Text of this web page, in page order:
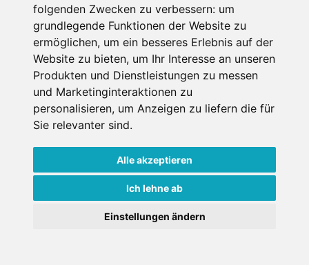
folgenden Zwecken zu verbessern: um
grundlegende Funktionen der Website zu
ermöglichen, um ein besseres Erlebnis auf der
Website zu bieten, um Ihr Interesse an unseren
Produkten und Dienstleistungen zu messen
und Marketinginteraktionen zu
personalisieren, um Anzeigen zu liefern die für
Sie relevanter sind.
Alle akzeptieren
Ich lehne ab
Einstellungen ändern
Nutzungsbedingungen Impressum Kontakt
Copyright © Schneemenschen GmbH 2026